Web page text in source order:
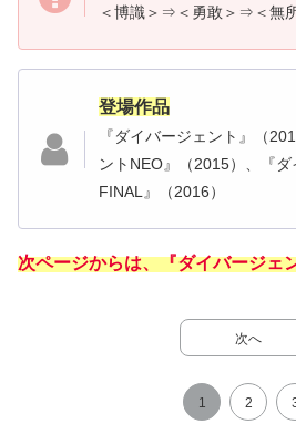
＜博識＞⇒＜勇敢＞⇒＜無
登場作品
『ダイバージェント』（
ントNEO』（2015）、『ダ
FINAL』（2016）
次ページからは、『ダイバージェ
次へ
1 2